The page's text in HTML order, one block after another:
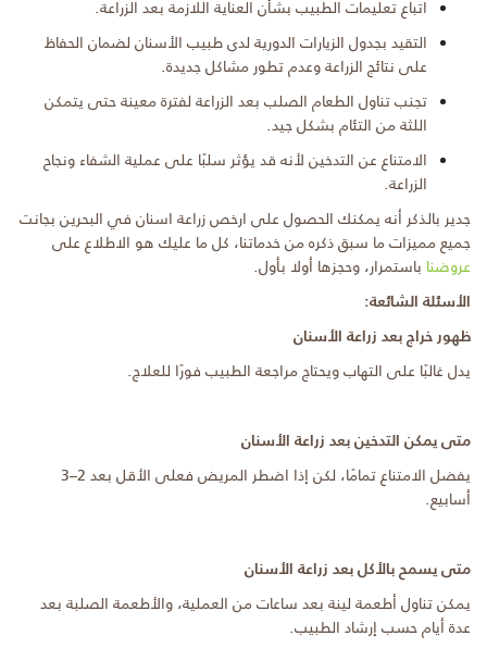
اتباع تعليمات الطبيب بشأن العناية اللازمة بعد الزراعة.
التقيد بجدول الزيارات الدورية لدى طبيب الأسنان لضمان الحفاظ
على نتائج الزراعة وعدم تطور مشاكل جديدة.
تجنب تناول الطعام الصلب بعد الزراعة لفترة معينة حتى يتمكن
اللثة من التئام بشكل جيد.
الامتناع عن التدخين لأنه قد يؤثر سلبًا على عملية الشفاء ونجاح
الزراعة.
جدير بالذكر أنه يمكنك الحصول على ارخص زراعة اسنان في البحرين بجانت
جميع مميزات ما سبق ذكره من خدماتنا، كل ما عليك هو الاطلاع على
عروضنا باستمرار، وحجزها أولا بأول.
الأسئلة الشائعة:
ظهور خراج بعد زراعة الأسنان
يدل غالبًا على التهاب ويحتاج مراجعة الطبيب فورًا للعلاج.
متى يمكن التدخين بعد زراعة الأسنان
يفضل الامتناع تمامًا، لكن إذا اضطر المريض فعلى الأقل بعد 2–3
أسابيع.
متى يسمح بالأكل بعد زراعة الأسنان
يمكن تناول أطعمة لينة بعد ساعات من العملية، والأطعمة الصلبة بعد
عدة أيام حسب إرشاد الطبيب.